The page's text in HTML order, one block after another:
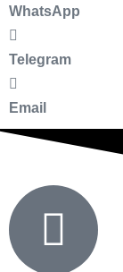
WhatsApp
Telegram
Email